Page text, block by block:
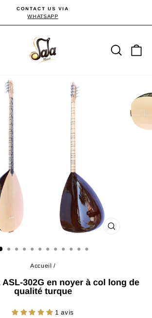
Diaporama
CONTACT US VIA
WHATSAPP
FERMER
Accueil /
ASL-302G en noyer à col long de
qualité turque
1 avis